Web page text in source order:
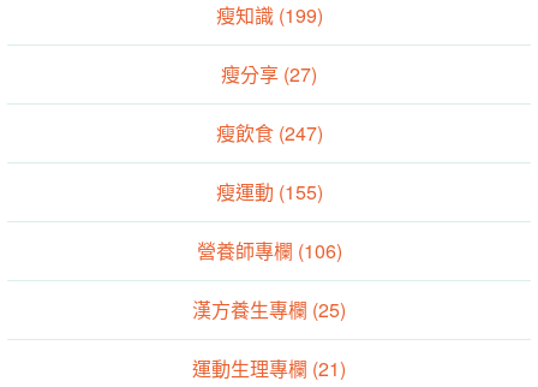
瘦知識 (199)
瘦分享 (27)
瘦飲食 (247)
瘦運動 (155)
營養師專欄 (106)
漢方養生專欄 (25)
運動生理專欄 (21)